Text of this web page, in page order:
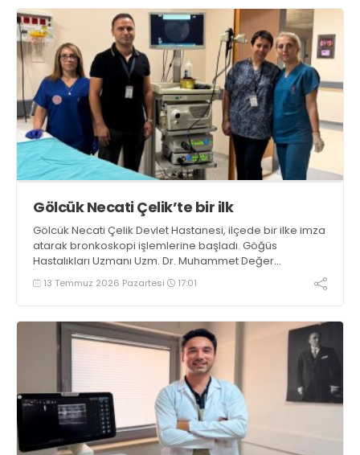
önlenebileceğini belirtti
Gölcük Necati Çelik’te bir ilk
Gölcük Necati Çelik Devlet Hastanesi, ilçede bir ilke imza
atarak bronkoskopi işlemlerine başladı. Göğüs
Hastalıkları Uzmanı Uzm. Dr. Muhammet Değer
tarafından gerçekleştirilen ilk işlemde, bir hastanın
solunum yollarındaki kaçak şüphesi değerlendirilerek
13 Temmuz 2026 Pazartesi 17:01